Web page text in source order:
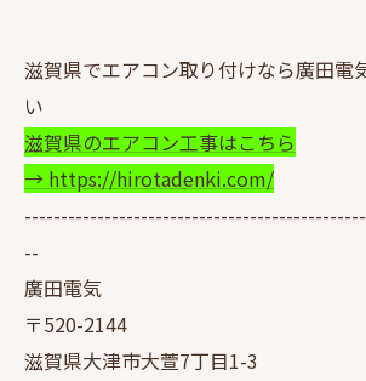
滋賀県でエアコン取り付けなら廣田電
い
滋賀県のエアコン工事はこちら
→ https://hirotadenki.com/
--
廣田電気
〒520-2144
滋賀県大津市大萱7丁目1-3